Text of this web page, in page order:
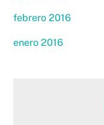
febrero 2016
enero 2016